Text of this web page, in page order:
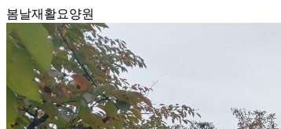
봄날재활요양원